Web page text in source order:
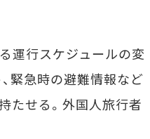
運行スケジュールの変
緊急時の避難情報など
たせる。外国人旅行者